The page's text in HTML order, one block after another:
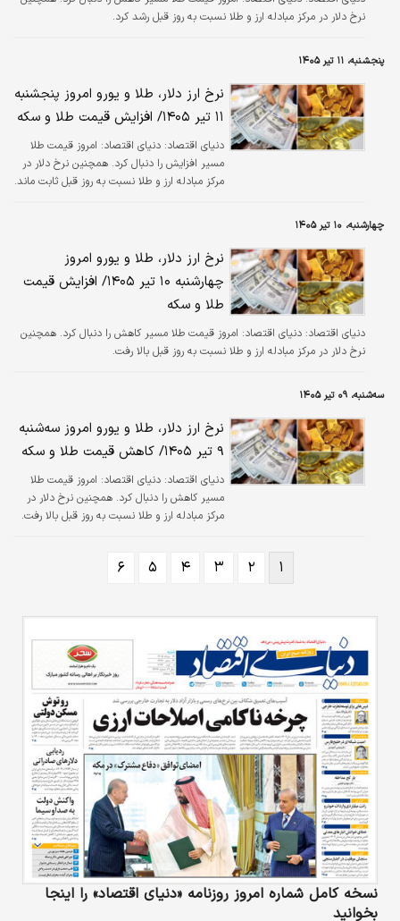
نرخ دلار در مرکز مبادله ارز و طلا نسبت به روز قبل رشد کرد.
پنجشنبه، ۱۱ تیر ۱۴۰۵
نرخ ارز دلار، طلا و یورو امروز پنجشنبه
۱۱ تیر ۱۴۰۵/ افزایش قیمت طلا و سکه
دنیای اقتصاد: دنیای اقتصاد: امروز قیمت طلا
مسیر افزایش را دنبال کرد. همچنین نرخ دلار در
مرکز مبادله ارز و طلا نسبت به روز قبل ثابت ماند.
چهارشنبه، ۱۰ تیر ۱۴۰۵
نرخ ارز دلار، طلا و یورو امروز
چهارشنبه ۱۰ تیر ۱۴۰۵/ افزایش قیمت
طلا و سکه
دنیای اقتصاد:
دنیای اقتصاد: امروز قیمت طلا مسیر کاهش را دنبال کرد. همچنین
نرخ دلار در مرکز مبادله ارز و طلا نسبت به روز قبل بالا رفت.
سه‌شنبه، ۰۹ تیر ۱۴۰۵
نرخ ارز دلار، طلا و یورو امروز سه‌شنبه
۹ تیر ۱۴۰۵/ کاهش قیمت طلا و سکه
دنیای اقتصاد: دنیای اقتصاد: امروز قیمت طلا
مسیر کاهش را دنبال کرد. همچنین نرخ دلار در
مرکز مبادله ارز و طلا نسبت به روز قبل بالا رفت.
۱ ۲ ۳ ۴ ۵ ۶
نسخه کامل شماره امروز روزنامه «دنیای‌ اقتصاد» را اینجا
بخوانید